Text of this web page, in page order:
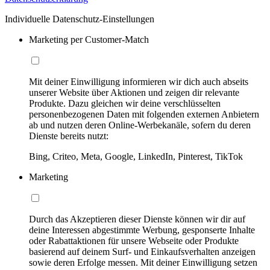
Individuelle Datenschutz-Einstellungen
Marketing per Customer-Match
Mit deiner Einwilligung informieren wir dich auch abseits
unserer Website über Aktionen und zeigen dir relevante
Produkte. Dazu gleichen wir deine verschlüsselten
personenbezogenen Daten mit folgenden externen Anbietern
ab und nutzen deren Online-Werbekanäle, sofern du deren
Dienste bereits nutzt:
Bing, Criteo, Meta, Google, LinkedIn, Pinterest, TikTok
Marketing
Durch das Akzeptieren dieser Dienste können wir dir auf
deine Interessen abgestimmte Werbung, gesponserte Inhalte
oder Rabattaktionen für unsere Webseite oder Produkte
basierend auf deinem Surf- und Einkaufsverhalten anzeigen
sowie deren Erfolge messen. Mit deiner Einwilligung setzen